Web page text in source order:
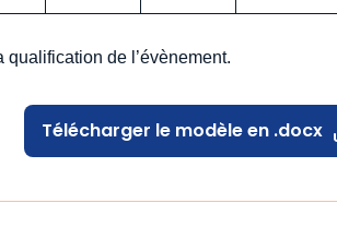
de l’évènement.
Télécharger le modèle en .docx